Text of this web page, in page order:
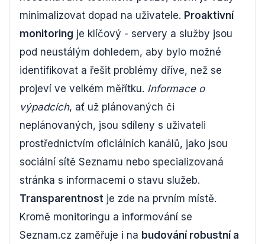
minimalizovat dopad na uživatele. Proaktivní
monitoring je klíčový - servery a služby jsou
pod neustálým dohledem, aby bylo možné
identifikovat a řešit problémy dříve, než se
projeví ve velkém měřítku. Informace o
výpadcích, ať už plánovaných či
neplánovaných, jsou sdíleny s uživateli
prostřednictvím oficiálních kanálů, jako jsou
sociální sítě Seznamu nebo specializovaná
stránka s informacemi o stavu služeb.
Transparentnost je zde na prvním místě.
Kromě monitoringu a informování se
Seznam.cz zaměřuje i na budování robustní a